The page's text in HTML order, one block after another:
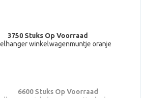
3750 Stuks Op Voorraad
winkelwagenmuntje oranje
6600 Stuks Op Voorraad